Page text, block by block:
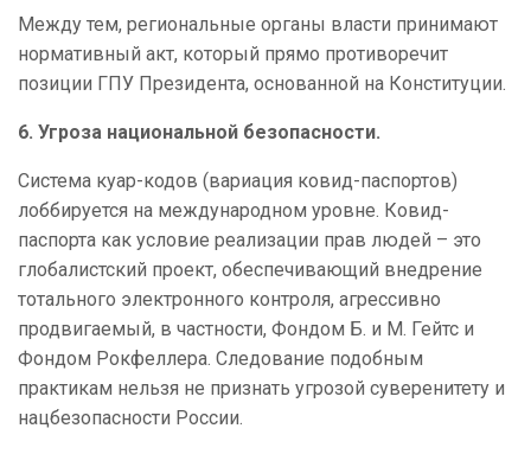
Между тем, региональные органы власти принимают
нормативный акт, который прямо противоречит
позиции ГПУ Президента, основанной на Конституции.
6. Угроза национальной безопасности.
Система куар-кодов (вариация ковид-паспортов)
лоббируется на международном уровне. Ковид-
паспорта как условие реализации прав людей – это
глобалистский проект, обеспечивающий внедрение
тотального электронного контроля, агрессивно
продвигаемый, в частности, Фондом Б. и М. Гейтс и
Фондом Рокфеллера. Следование подобным
практикам нельзя не признать угрозой суверенитету и
нацбезопасности России.